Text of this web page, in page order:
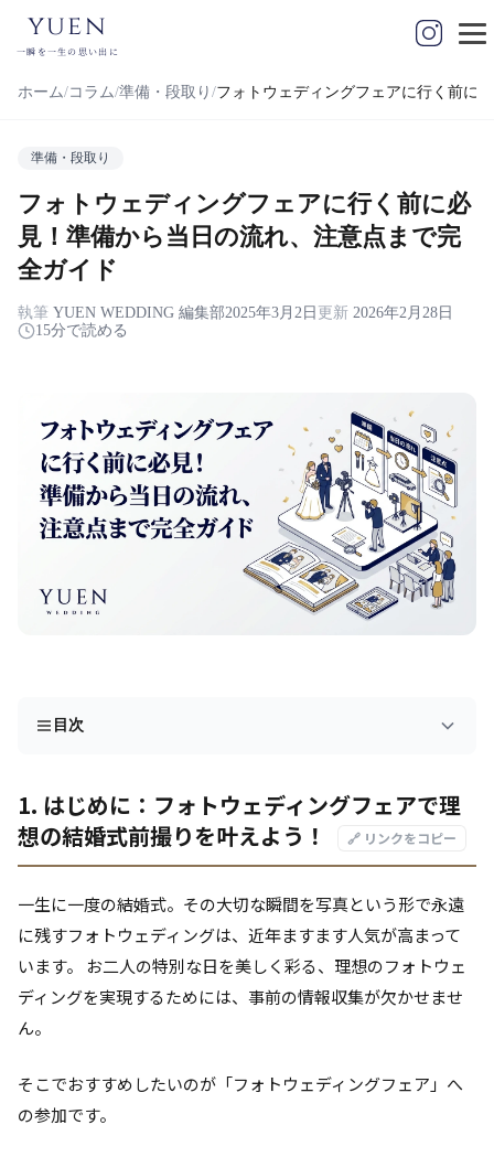
yuen
一瞬を一生の思い出に
ホーム コラム 準備・段取り フォトウェディングフェアに行く前に
準備・段取り
フォトウェディングフェアに行く前に必
見！準備から当日の流れ、注意点まで完
全ガイド
執筆 YUEN WEDDING 編集部2025年3月2日 更新 2026年2月28日
15分で読める
目次
1. はじめに：フォトウェディングフェアで理
想の結婚式前撮りを叶えよう！
🔗 リンクをコピー
一生に一度の結婚式。その大切な瞬間を写真という形で永遠
に残すフォトウェディングは、近年ますます人気が高まって
います。 お二人の特別な日を美しく彩る、理想のフォトウェ
ディングを実現するためには、事前の情報収集が欠かせませ
ん。
そこでおすすめしたいのが「フォトウェディングフェア」へ
の参加です。